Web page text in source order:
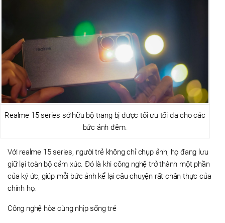
Realme 15 series sở hữu bộ trang bị được tối ưu tối đa cho các
bức ảnh đêm.
Với realme 15 series, người trẻ không chỉ chụp ảnh, họ đang lưu
giữ lại toàn bộ cảm xúc. Đó là khi công nghệ trở thành một phần
của ký ức, giúp mỗi bức ảnh kể lại câu chuyện rất chân thực của
chính họ.
Công nghệ hòa cùng nhịp sống trẻ